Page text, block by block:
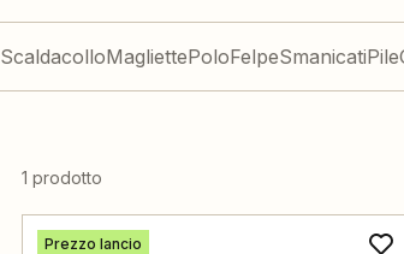
ScaldacolloMagliettePoloFelpeSmanicatiPile
1 prodotto
Prezzo lancio